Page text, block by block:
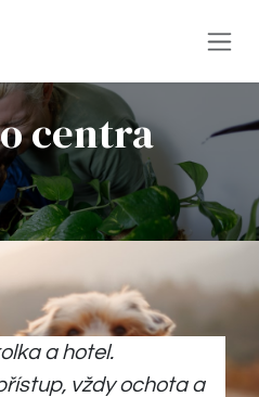
centra
a hotel.
vždy ochota a